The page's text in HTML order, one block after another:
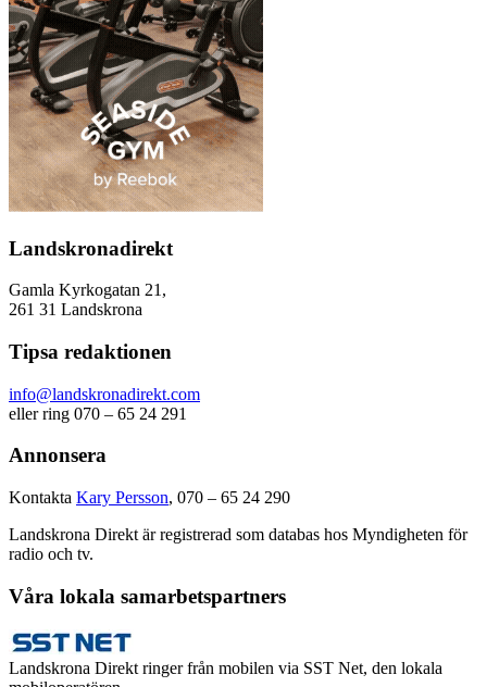
Landskronadirekt
Gamla Kyrkogatan 21,
261 31 Landskrona
Tipsa redaktionen
info@landskronadirekt.com
eller ring 070 – 65 24 291
Annonsera
Kontakta Kary Persson, 070 – 65 24 290
Landskrona Direkt är registrerad som databas hos Myndigheten för
radio och tv.
Våra lokala samarbetspartners
Landskrona Direkt ringer från mobilen via SST Net, den lokala